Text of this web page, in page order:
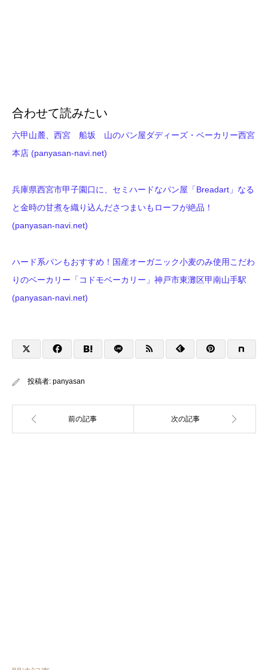
合わせて読みたい
六甲山麓、西宮 船坂 山のパン屋ダディーズ・ベーカリー西宮
本店 (panyasan-navi.net)
兵庫県西宮市甲子園口に、セミハードなパン屋「Breadart」なる
と金時の甘煮を織り込んださつまいもローフが絶品！
(panyasan-navi.net)
ハード系パンもおすすめ！国産オーガニック小麦のみ使用こだわ
りのベーカリー「コドモベーカリー」神戸市東灘区甲南山手駅
(panyasan-navi.net)
投稿者: panyasan